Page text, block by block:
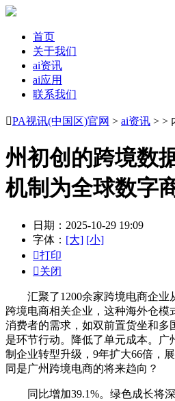
首页
关于我们
ai资讯
ai应用
联系我们
PA视讯(中国区)官网 > ai资讯 > >
州初创的跨境数
机制为全球数字
日期：2025-10-29 19:09
字体： [大] [小]
打印
关闭
汇聚了1200余家跨境电商企业
跨境电商相关企业，这种海外仓模
消费者的需求，如双前置货坐和多
是环节行动。降低了单元成本。广
制企业转型升级，9年扩大66倍，
同是广州跨境电商的将来趋向？
同比增加39.1%。绿色成长将深